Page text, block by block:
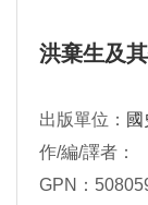
洪棄生及
出版單位：
作/編/譯者：
GPN：